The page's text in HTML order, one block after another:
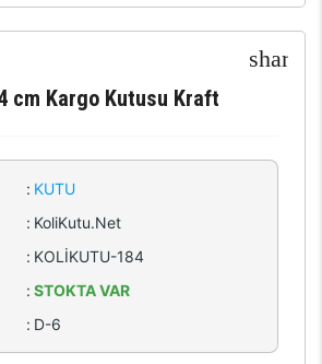
cm Kargo Kutusu Kraft
: KUTU
: KoliKutu.Net
: KOLİKUTU-184
: STOKTA VAR
: D-6